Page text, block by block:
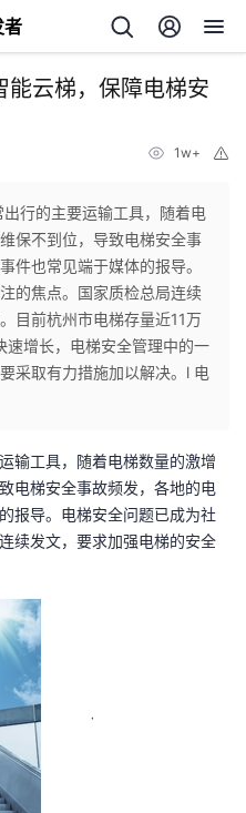
者
能云梯，保障电梯安
1w+
出行的主要运输工具，随着电
保不到位，导致电梯安全事
件也常见端于媒体的报导。
的焦点。国家质检总局连续
目前杭州市电梯存量近11万
速增长，电梯安全管理中的一
采取有力措施加以解决。l 电
输工具，随着电梯数量的激增
电梯安全事故频发，各地的电
报导。电梯安全问题已成为社
续发文，要求加强电梯的安全